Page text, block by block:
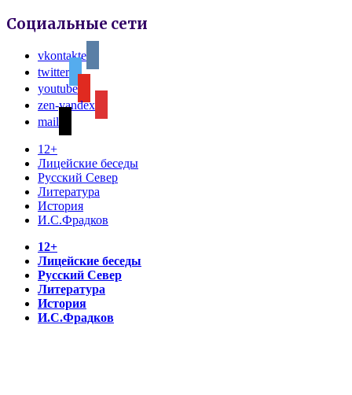
Социальные сети
vkontakte
twitter
youtube
zen-yandex
mail
12+
Лицейские беседы
Русский Север
Литература
История
И.С.Фрадков
12+
Лицейские беседы
Русский Север
Литература
История
И.С.Фрадков